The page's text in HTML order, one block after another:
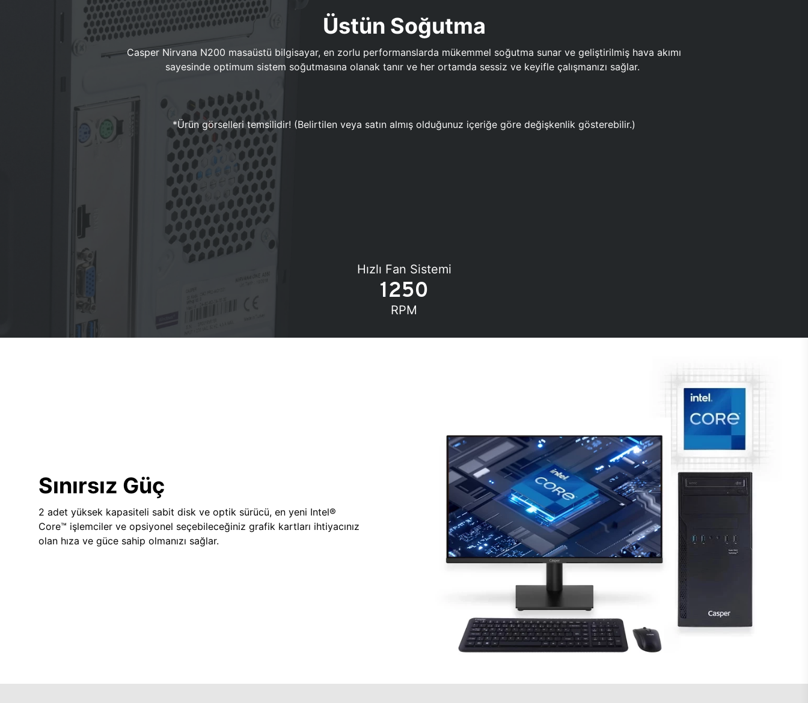
Üstün Soğutma
Casper Nirvana N200 masaüstü bilgisayar, en zorlu performanslarda mükemmel soğutma sunar ve geliştirilmiş hava akımı
sayesinde optimum sistem soğutmasına olanak tanır ve her ortamda sessiz ve keyifle çalışmanızı sağlar.
*Ürün görselleri temsilidir! (Belirtilen veya satın almış olduğunuz içeriğe göre değişkenlik gösterebilir.)
Hızlı Fan Sistemi
1250
RPM
Sınırsız Güç
2 adet yüksek kapasiteli sabit disk ve optik sürücü, en yeni Intel®
Core™ işlemciler ve opsiyonel seçebileceğiniz grafik kartları ihtiyacınız
olan hıza ve güce sahip olmanızı sağlar.